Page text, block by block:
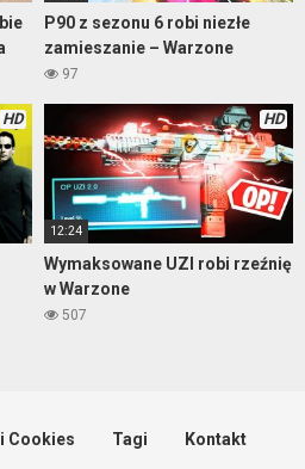
P90 z sezonu 6 robi niezłe
zamieszanie – Warzone
97
HD HD
12:24
Wymaksowane UZI robi rzeźnię
w Warzone
507
Cookies Tagi Kontakt